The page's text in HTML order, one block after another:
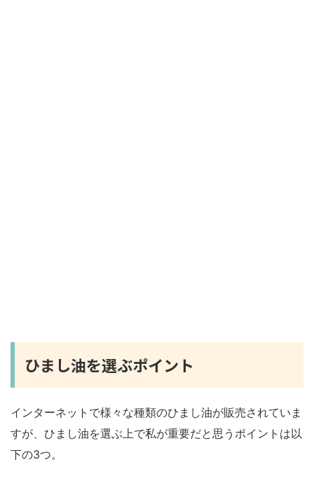
ひまし油を選ぶポイント
インターネットで様々な種類のひまし油が販売されていま
すが、ひまし油を選ぶ上で私が重要だと思うポイントは以
下の3つ。